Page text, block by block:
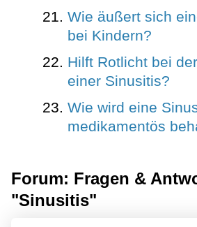
Wie äußert sich
bei Kindern?
Hilft Rotlicht bei
einer Sinusitis?
Wie wird eine
medikamentös
Forum: Fragen &
"Sinusitis"